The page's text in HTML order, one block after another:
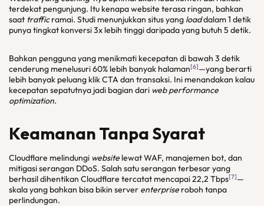
terdekat pengunjung. Itu kenapa website terasa ringan, bahkan
saat trafficramai. Studi menunjukkan situs yang loaddalam 1 detik
punya tingkat konversi 3x lebih tinggi daripada yang butuh 5 detik.
Bahkan pengguna yang menikmati kecepatan di bawah 3 detik
cenderung menelusuri 60% lebih banyak halaman[6]—yang berarti
lebih banyak peluang klik CTA dan transaksi. Ini menandakan kalau
kecepatan sepatutnya jadi bagian dari web performance
optimization.
Keamanan Tanpa Syarat
Cloudflare melindungi website lewat WAF, manajemen bot, dan
mitigasi serangan DDoS. Salah satu serangan terbesar yang
berhasil dihentikan Cloudflare tercatat mencapai 22,2 Tbps[7]—
skala yang bahkan bisa bikin server enterprise roboh tanpa
perlindungan.